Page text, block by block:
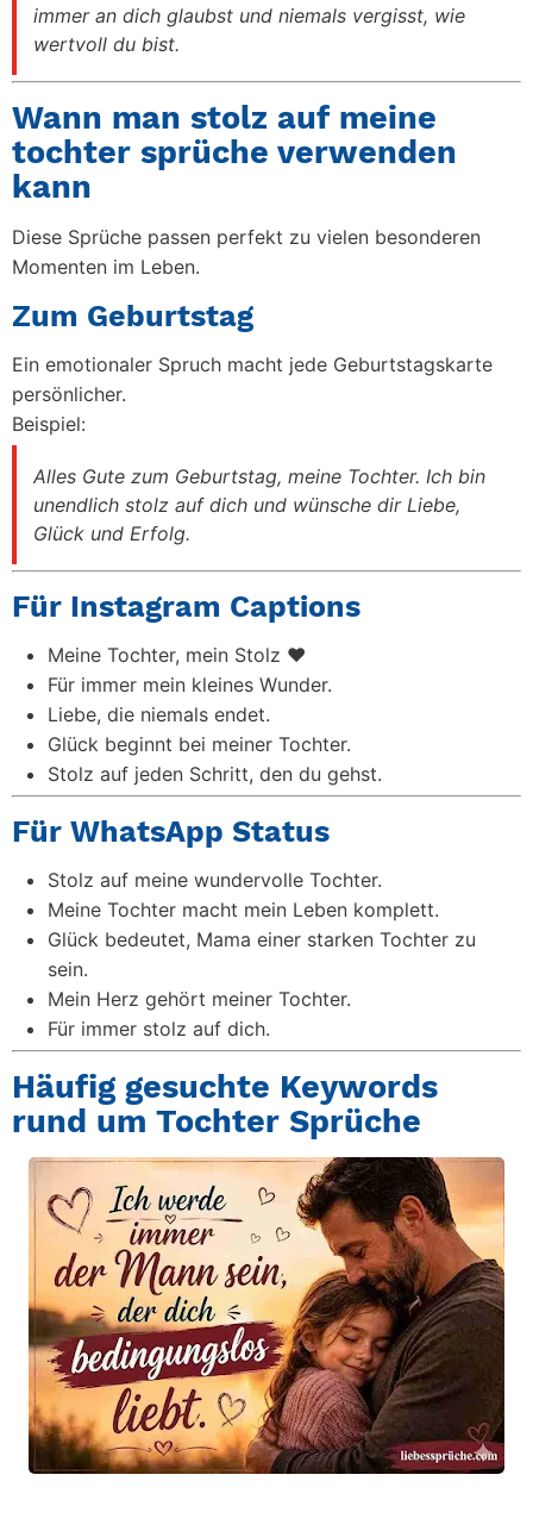
immer an dich glaubst und niemals vergisst, wie
wertvoll du bist.
Wann man stolz auf meine
tochter sprüche verwenden
kann
Diese Sprüche passen perfekt zu vielen besonderen
Momenten im Leben.
Zum Geburtstag
Ein emotionaler Spruch macht jede Geburtstagskarte
persönlicher.
Beispiel:
Alles Gute zum Geburtstag, meine Tochter. Ich bin
unendlich stolz auf dich und wünsche dir Liebe,
Glück und Erfolg.
Für Instagram Captions
Meine Tochter, mein Stolz ❤️
Für immer mein kleines Wunder.
Liebe, die niemals endet.
Glück beginnt bei meiner Tochter.
Stolz auf jeden Schritt, den du gehst.
Für WhatsApp Status
Stolz auf meine wundervolle Tochter.
Meine Tochter macht mein Leben komplett.
Glück bedeutet, Mama einer starken Tochter zu
sein.
Mein Herz gehört meiner Tochter.
Für immer stolz auf dich.
Häufig gesuchte Keywords
rund um Tochter Sprüche